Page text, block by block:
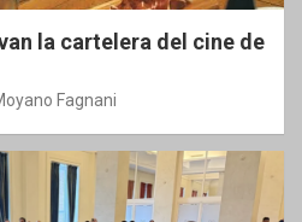
la cartelera del cine de
Fagnani